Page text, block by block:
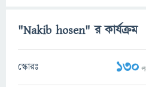
"Nakib hosen" র কার্যক্রম
স্কোরঃ 130